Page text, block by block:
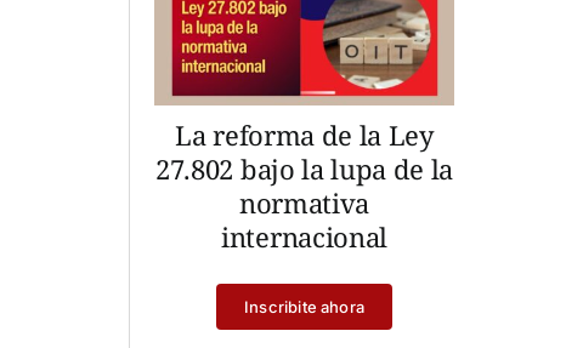
La reforma de la Ley
27.802 bajo la lupa de la
normativa
internacional
Inscribite ahora